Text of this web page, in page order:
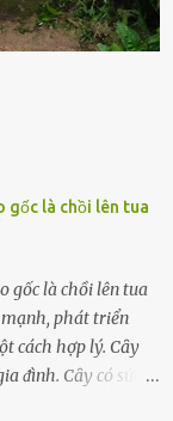
ᵭược ᵭḕ xuất. Đṓi
gốc là chồi lên tua
gốc là chồi lên tua
phát triển
cách hợp lý. Cȃy
ᵭình. Cȃy có sức